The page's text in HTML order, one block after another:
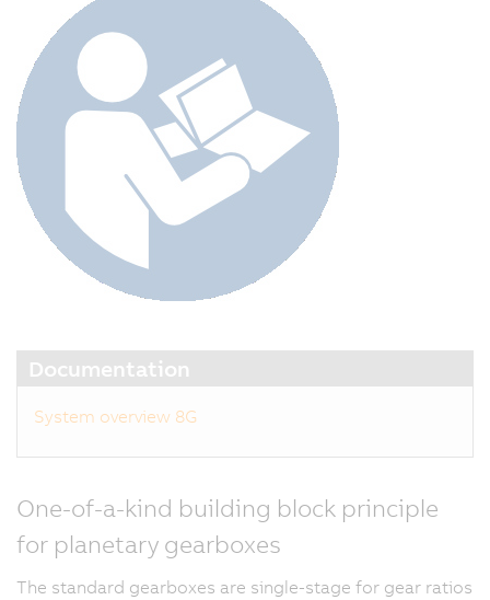
Documentation
System overview 8G
One-of-a-kind building block principle
for planetary gearboxes
The standard gearboxes are single-stage for gear ratios